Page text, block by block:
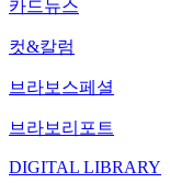
카드뉴스
컷&칼럼
브라보스페셜
브라보리포트
DIGITAL LIBRARY